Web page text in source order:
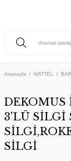
Anasayfa MATTEL
DEKOMUS
3'LÜ SİLGİ
SİLGİ